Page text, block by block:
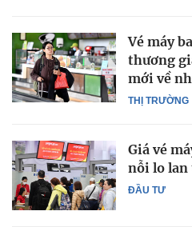
THỊ TRƯỜNG
Vé máy
thương
mới về
ĐẦU TƯ
Giá vé
nỗi lo lan